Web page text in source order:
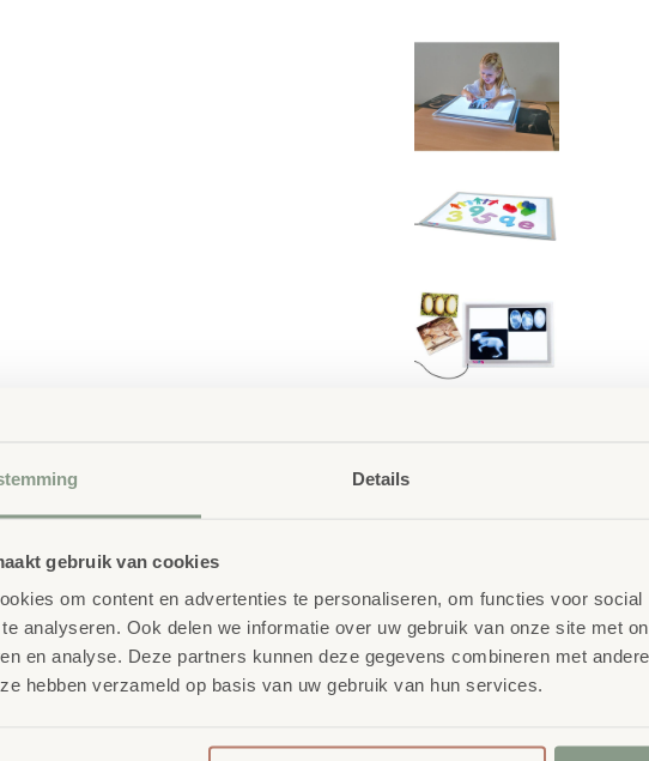
Details
gebruik van cookies
om content en advertenties te personaliseren, om functies voor
analyseren. Ook delen we informatie over uw gebruik van onze site met
en analyse. Deze partners kunnen deze gegevens combineren met
hebben verzameld op basis van uw gebruik van hun services.
voor ontdek- en onderzoeksspel.
kleuren en transparantie terwijl ze hun
ontwikkelen. Compact en veilig in
Waarom School
getest en voldoet aan
Duurzaamheid: wij
onze OneWood-lijn
Ecolabel.